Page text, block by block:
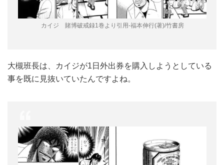
カイジ 賭博破戒録1巻より引用-福本伸行(著)/竹書房
大槻班長は、カイジが1日外出券を購入しようとしている
事を既に見抜いていたんですよね。